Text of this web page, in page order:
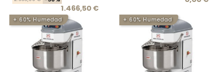
1.466,50 €
+ 60% Humedad + 60% Humedad